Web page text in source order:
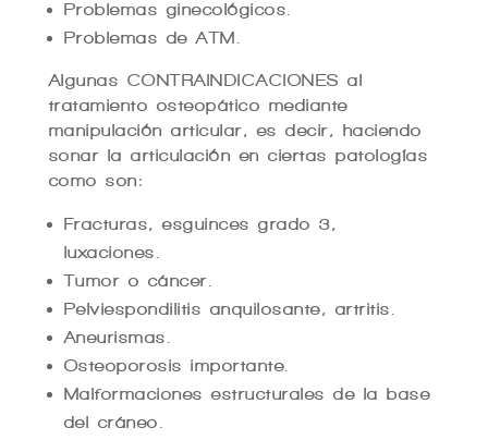
Problemas ginecológicos.
Problemas de ATM.
Algunas CONTRAINDICACIONES al
tratamiento osteopático mediante
manipulación articular, es decir, haciendo
sonar la articulación en ciertas patologías
como son:
Fracturas, esguinces grado 3,
luxaciones.
Tumor o cáncer.
Pelviespondilitis anquilosante, artritis.
Aneurismas.
Osteoporosis importante.
Malformaciones estructurales de la base
del cráneo.